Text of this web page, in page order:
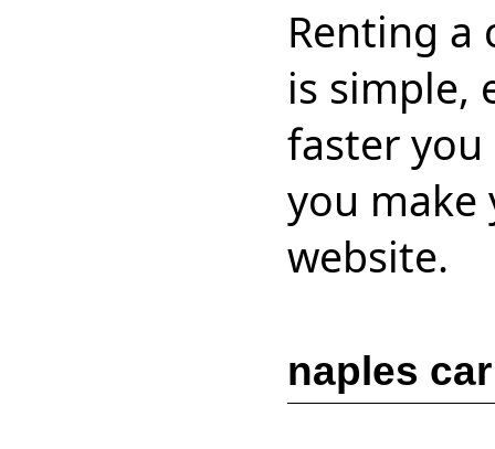
Renting a
is simple,
faster
you make
website.
naples